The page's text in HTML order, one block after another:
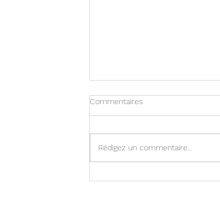
L'accueil
Commentaires
Rédigez un commentaire...